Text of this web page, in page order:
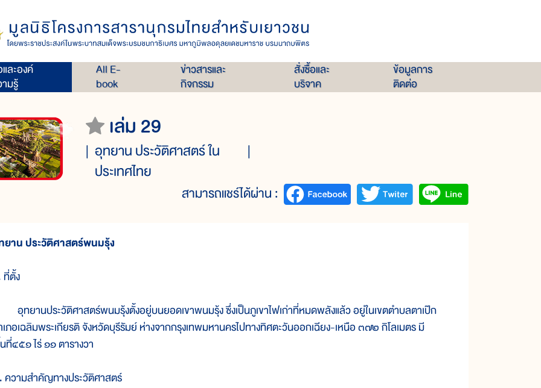
ละองค์
มรู้
All E-
book
ข่าวสารและ
กิจกรรม
สั่งซื้อและ
บริจาค
ข้อมูลการ
ติดต่อ
เล่ม 29
อุทยาน ประวัติศาสตร์ ใน
ประเทศไทย
สามารถแชร์ได้ผ่าน :
ยาน ประวัติศาสตร์พนมรุ้ง
ที่ตั้ง
ยานประวัติศาสตร์พนมรุ้งตั้งอยู่บนยอดเขาพนมรุ้ง ซึ่งเป็นภูเขาไฟเก่าที่หมดพลังแล้ว อยู่ในเขตตำบลตาเป๊ก
ภอเฉลิมพระเกียรติ จังหวัดบุรีรัมย์ ห่างจากกรุงเทพมหานครไปทางทิศตะวันออกเฉียง-เหนือ ๓๗๒ กิโลเมตร มี
๔๕๑ ไร่ ๑๑ ตารางวา
ความสำคัญทางประวัติศาสตร์